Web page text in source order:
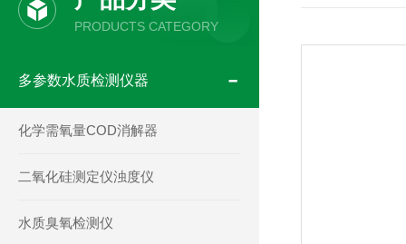
PRODUCTS CATEGORY
多参数水质检测仪器
化学需氧量COD消解器
二氧化硅测定仪浊度仪
水质臭氧检测仪